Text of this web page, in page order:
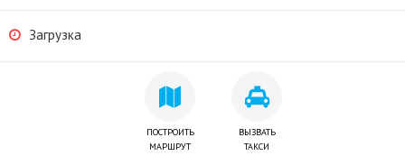
Загрузка
ПОСТРОИТЬ
МАРШРУТ
ВЫЗВАТЬ
ТАКСИ